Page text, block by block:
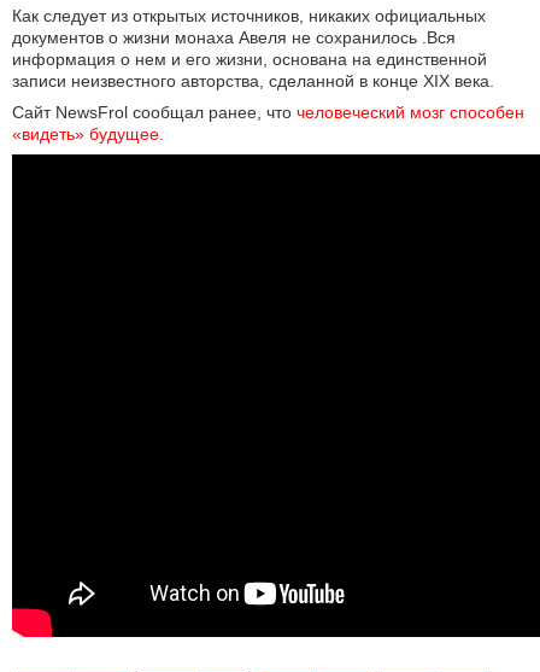
Как следует из открытых источников, никаких официальных
документов о жизни монаха Авеля не сохранилось .Вся
информация о нем и его жизни, основана на единственной
записи неизвестного авторства, сделанной в конце XIX века.
Сайт NewsFrol сообщал ранее, что человеческий мозг способен
«видеть» будущее.